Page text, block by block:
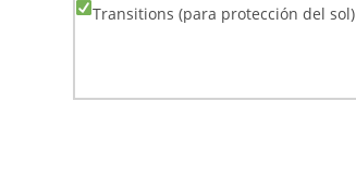
Transitions (para protección del sol)